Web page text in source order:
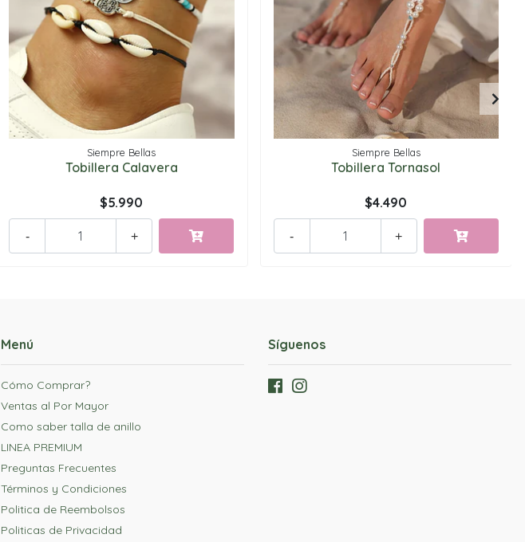
Siempre Bellas
Tobillera Calavera
$5.990
+
-
Siempre Bellas
Tobillera Tornasol
$4.490
+
-
Menú
Cómo Comprar?
Ventas al Por Mayor
Como saber talla de anillo
LINEA PREMIUM
Preguntas Frecuentes
Términos y Condiciones
Politica de Reembolsos
Politicas de Privacidad
Síguenos